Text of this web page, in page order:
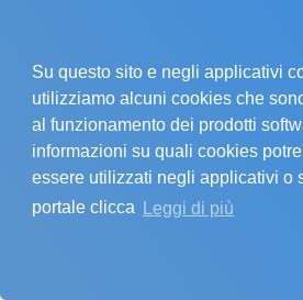
Pagina non
La pagina che stai
SI È VERIFICATO UN PROBLEMA
Su questo sito e negli applicativi
utilizziamo alcuni cookies che
al funzionamento dei prodotti
informazioni su quali cookies
essere utilizzati negli applicativi o
portale clicca
Leggi di più